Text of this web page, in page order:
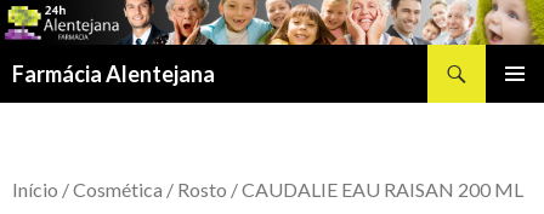
Farmácia Alentejana
Início /Cosmética / Rosto / CAUDALIE EAU RAISAN 200 ML